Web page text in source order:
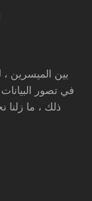
في تصور
ذلك ، ما زلنا